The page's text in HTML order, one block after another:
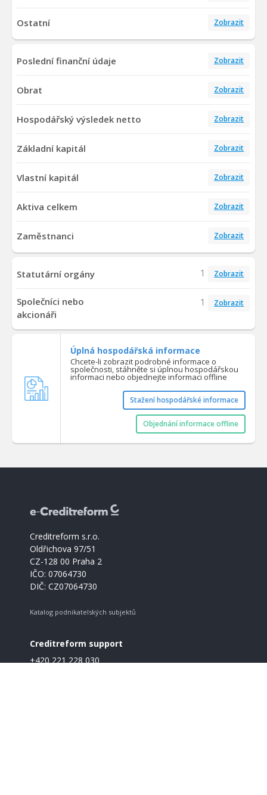
Ostatní Zobrazit
Poslední finanční údaje Zobrazit
Obrat Zobrazit
Hospodářský výsledek netto Zobrazit
Základní kapitál Zobrazit
Vlastní kapitál Zobrazit
Aktiva celkem Zobrazit
Zaměstnanci Zobrazit
Statutární orgány 1 Zobrazit
Společníci nebo
akcionáři
1 Zobrazit
Úplná hospodářská informace
Chcete-li zobrazit podrobné informace o
společnosti, stáhněte si úplnou hospodářskou
informaci nebo objednejte informaci offline
Stažení hospodářské informace
Objednání informace offline
Creditreform s.r.o.
Oldřichova 97/51
CZ-128 00 Praha 2
IČO: 07064730
DIČ: CZ07064730
Katalog podnikatelských subjektů
Creditreform support
+420 221 228 030